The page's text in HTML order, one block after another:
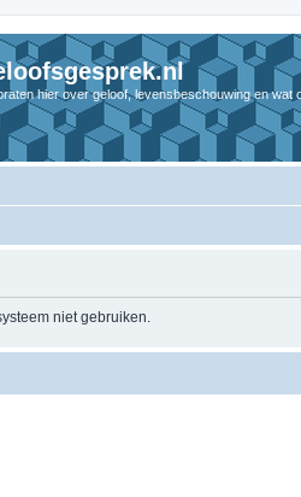
hier over geloof, levensbeschouwing en wat
niet gebruiken.